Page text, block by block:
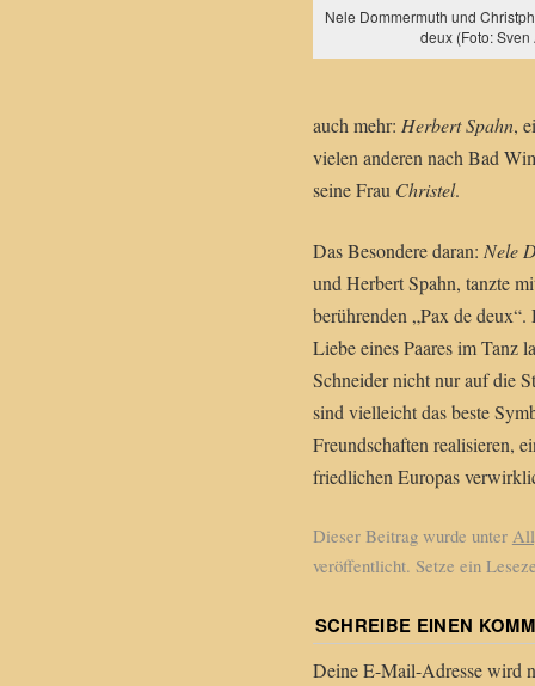
Nele Dommermuth und
deux (Foto:
auch mehr: Herbert Spahn,
vielen anderen nach Bad
seine Frau Christel.
Das Besondere daran: Nele
und Herbert Spahn, tanzte
berührenden „Pax de
Liebe eines Paares im Tanz
Schneider nicht nur auf die
sind vielleicht das beste
Freundschaften realisieren,
friedlichen Europas
Dieser Beitrag wurde unter
veröffentlicht. Setze ein
SCHREIBE EINEN
Deine E-Mail-Adresse wird